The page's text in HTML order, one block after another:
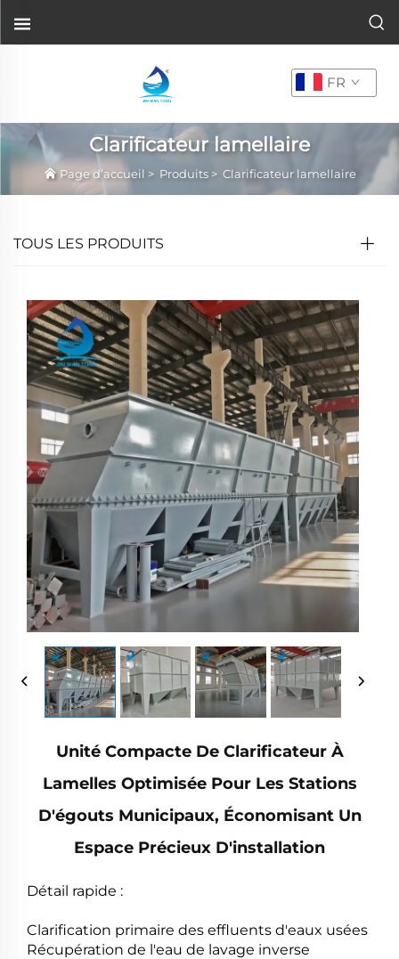
FR
Clarificateur lamellaire
Page d’accueil > Produits> Clarificateur lamellaire
TOUS LES PRODUITS
Unité Compacte De Clarificateur À
Lamelles Optimisée Pour Les Stations
D'égouts Municipaux, Économisant Un
Espace Précieux D'installation
Détail rapide :
Clarification primaire des effluents d'eaux usées
Récupération de l'eau de lavage inverse